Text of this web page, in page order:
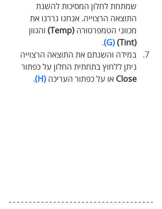
שמתחת לחלון המסיכות להשגת
התוצאה הרצוייה. אנחנו גררנו את
מכווני הטמפרטורה (Temp)
והגוון
(Tint)
(G)
.
במידה והשגתם את התוצאה הרצוייה
ניתן ללחוץ בתחתית החלון על כפתור
Close או על כפתור העריכה (H)
.